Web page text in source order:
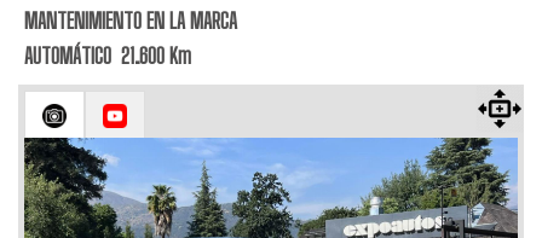
MANTENIMIENTO EN LA MARCA
AUTOMÁTICO 21.600 Km